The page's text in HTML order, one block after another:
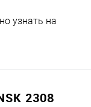
узнать на
2308